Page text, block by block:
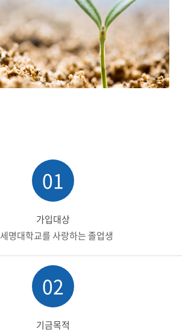
01
가입대상
세명대학교를 사랑하는 졸업생
02
기금목적